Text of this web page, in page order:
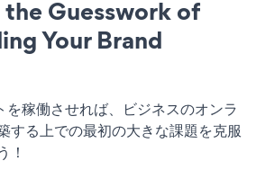
the Guesswork of
Your Brand
稼働させれば、ビジネスのオンラ
する上での最初の大きな課題を克服
！